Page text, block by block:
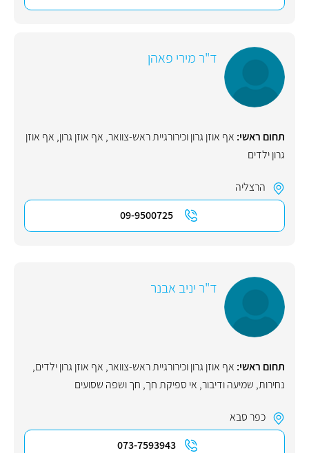
ד"ר מירי פאהן
תחום ראשי: אף אוזן גרון וכירורגיית ראש-צוואר, אף אוזן גרון, אף אוזן
גרון ילדים
הרצליה
09-9500725
ד"ר יניב אבנר
תחום ראשי: אף אוזן גרון וכירורגיית ראש-צוואר, אף אוזן גרון ילדים,
נחירות, שמיעה ודיבור, אי ספיקת חך, חך ושפה שסועים
כפר סבא
073-7593943